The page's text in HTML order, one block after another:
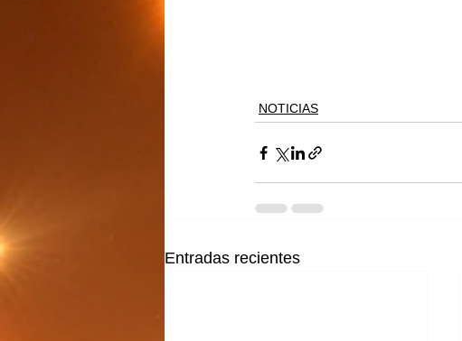
NOTICIAS
Entradas recientes